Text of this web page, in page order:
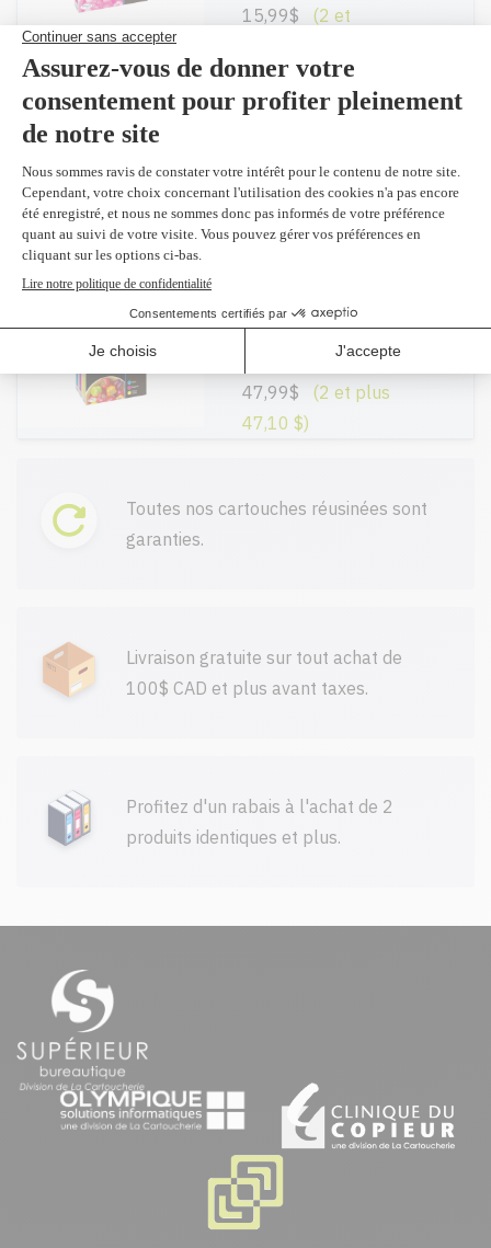
15,99$
(2 et
T200420 -
pages
15,99$ (2 et
Paquet
(cyan/magenta/jaune)
47,99$
(2 et plus
47,10 $)
Toutes nos cartouches réusinées sont
garanties.
Livraison gratuite sur tout achat de
100$ CAD et plus avant taxes.
Profitez d'un rabais à l'achat de 2
produits identiques et plus.